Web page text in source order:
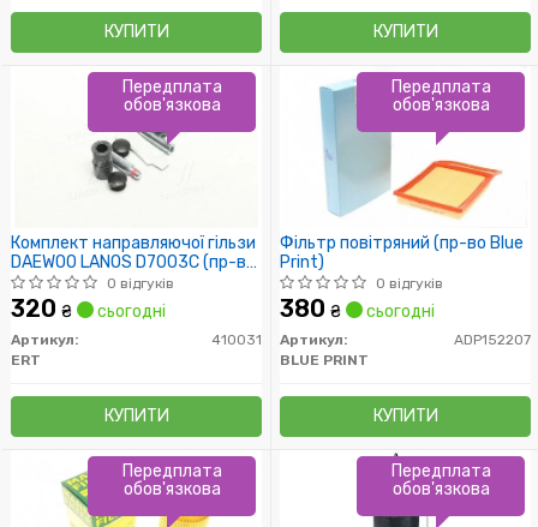
КУПИТИ КУПИТИ
Комплект направляючої гільзи
DAEWOO LANOS D7003C (пр-во
ERT)
0 відгуків
320 ₴ сьогодні
Артикул:
410031
ERT
КУПИТИ
Передплата
обов'язкова
Фільтр повітряний (пр-во Blue
Print)
0 відгуків
380 ₴ сьогодні
Артикул:
ADP152207
BLUE PRINT
КУПИТИ
Передплата
обов'язкова
Передплата
обов'язкова
Передплата
обов'язкова